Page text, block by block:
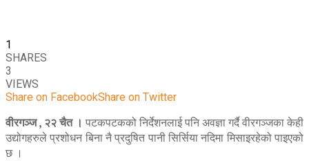
1
SHARES
3
VIEWS
Share on FacebookShare on Twitter
वीरगञ्ज , २२ चैत । पटकपटकको निर्देशनलाई पनि अवज्ञा गर्दै वीरगञ्जका केही
उद्योगहरुले प्रशोधन बिना नै प्रदुषित पानी सिर्सिया नदिमा मिसाइरहेको पाइएको
छ ।